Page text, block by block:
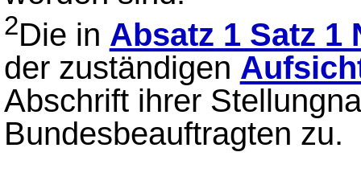
2Die in Absatz 1 Satz 1
der zuständigen
Abschrift ihrer
Bundesbeauftragten zu.